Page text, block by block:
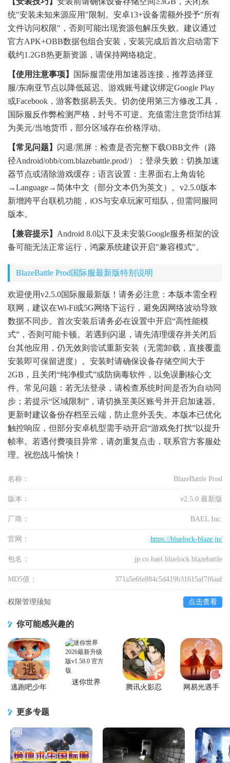
统"安装未知来源应用"限制。安卓13+设备需额外授予"所有
文件访问权限"，否则可能出现资源包解压失败。建议通过
官方APK+OBB数据包组合安装，安装完成后首次启动需下
载约1.2GB热更新资源，请保持网络稳定。
【使用注意事项】
国际服需使用加速器连接，推荐选择亚
服/东南亚节点以降低延迟。游戏账号建议绑定Google Play
或Facebook，游客数据易丢失。切勿使用第三方修改工具，
国际服反作弊检测严格，封号不可逆。充值需注意货币结算
为美元/当地货币，部分区域存在价格浮动。
【常见问题】 闪退/黑屏：检查是否完整下载OBB文件（路
径Android/obb/com.blazebattle.prod/）；登录失败：切换加速
器节点或清除游戏缓存；语言设置：主界面右上角齿轮
→Language→简体中文（部分文本仍为英文）。v2.5.0版本
新增跨平台联机功能，iOS与安卓玩家可组队，但需同服同
版本。
【兼容提示】 Android 8.0以下及未安装Google服务框架的设
备可能无法正常运行，鸿蒙系统建议开启"兼容模式"。
BlazeBattle Prod国际服最新版特别说明
欢迎使用v2.5.0国际服最新版！请务必注意：本版本需全程
联网，建议在Wi-Fi或5G网络下运行，避免因网络波动导致
数据不同步。首次安装后请务必在设置中开启“高性能模
式”，否则可能卡顿。若遇到闪退，请先清理缓存并关闭后
台其他应用，仍无效则尝试重新安装（无需卸载，直接覆盖
安装即可保留进度）。安装时请确保设备存储空间大于
2GB，且关闭“纯净模式”或防病毒软件，以免误删核心文
件。常见问题：若无法登录，请检查系统时间是否为自动同
步；若提示“区域限制”，请切换至美区账号并开启加速器。
更新时建议备份存档至云端，防止意外丢失。本版本已优化
触控响应，但部分安卓机型需手动开启“游戏免打扰”以提升
帧率。若遇付费项目异常，请勿重复点击，联系官方客服处
理。祝您战斗愉快！
名称： BlazeBattle Prod
版本： v2.5.0 最新版
厂商： BAEL Inc.
官网： https://bluelock-blaze.jp/
包名： jp.co.bael.bluelock.blazebattle
MD5值： 371a5e6fe884c5d419b31615af7f6aaf
权限管理须知 点击查看
你可能感兴趣的
逃跑吧少年
迷你世界
腾讯火影忍
网易光遇手
更多专题